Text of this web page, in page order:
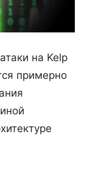
на Kelp
примерно